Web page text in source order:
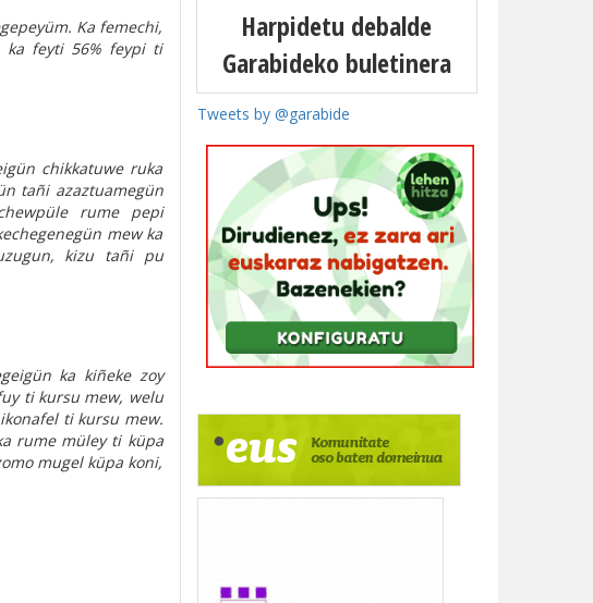
Ka femechi,
ka feyti 56% feypi ti
chikkatuwe ruka
tañi azaztuamegün
rume pepi
mew ka
kizu tañi pu
ka kiñeke zoy
ti kursu mew, welu
ti kursu mew.
rume müley ti küpa
mugel küpa koni,
Harpidetu debalde
Garabideko buletinera
Tweets by @garabide